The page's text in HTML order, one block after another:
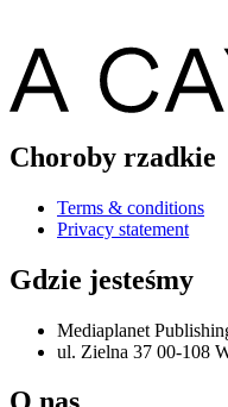
Choroby rzadkie
Terms & conditions
Privacy statement
Gdzie jesteśmy
Mediaplanet
ul. Zielna 37 00-108